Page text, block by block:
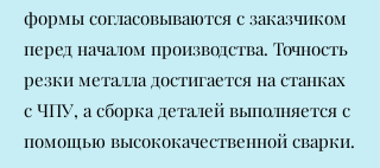
формы согласовываются с заказчиком
перед началом производства. Точность
резки металла достигается на станках
с ЧПУ, а сборка деталей выполняется с
помощью высококачественной сварки.